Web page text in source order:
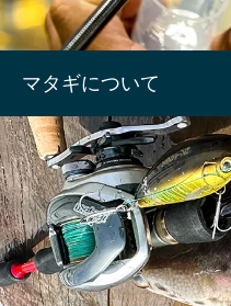
マタギについて